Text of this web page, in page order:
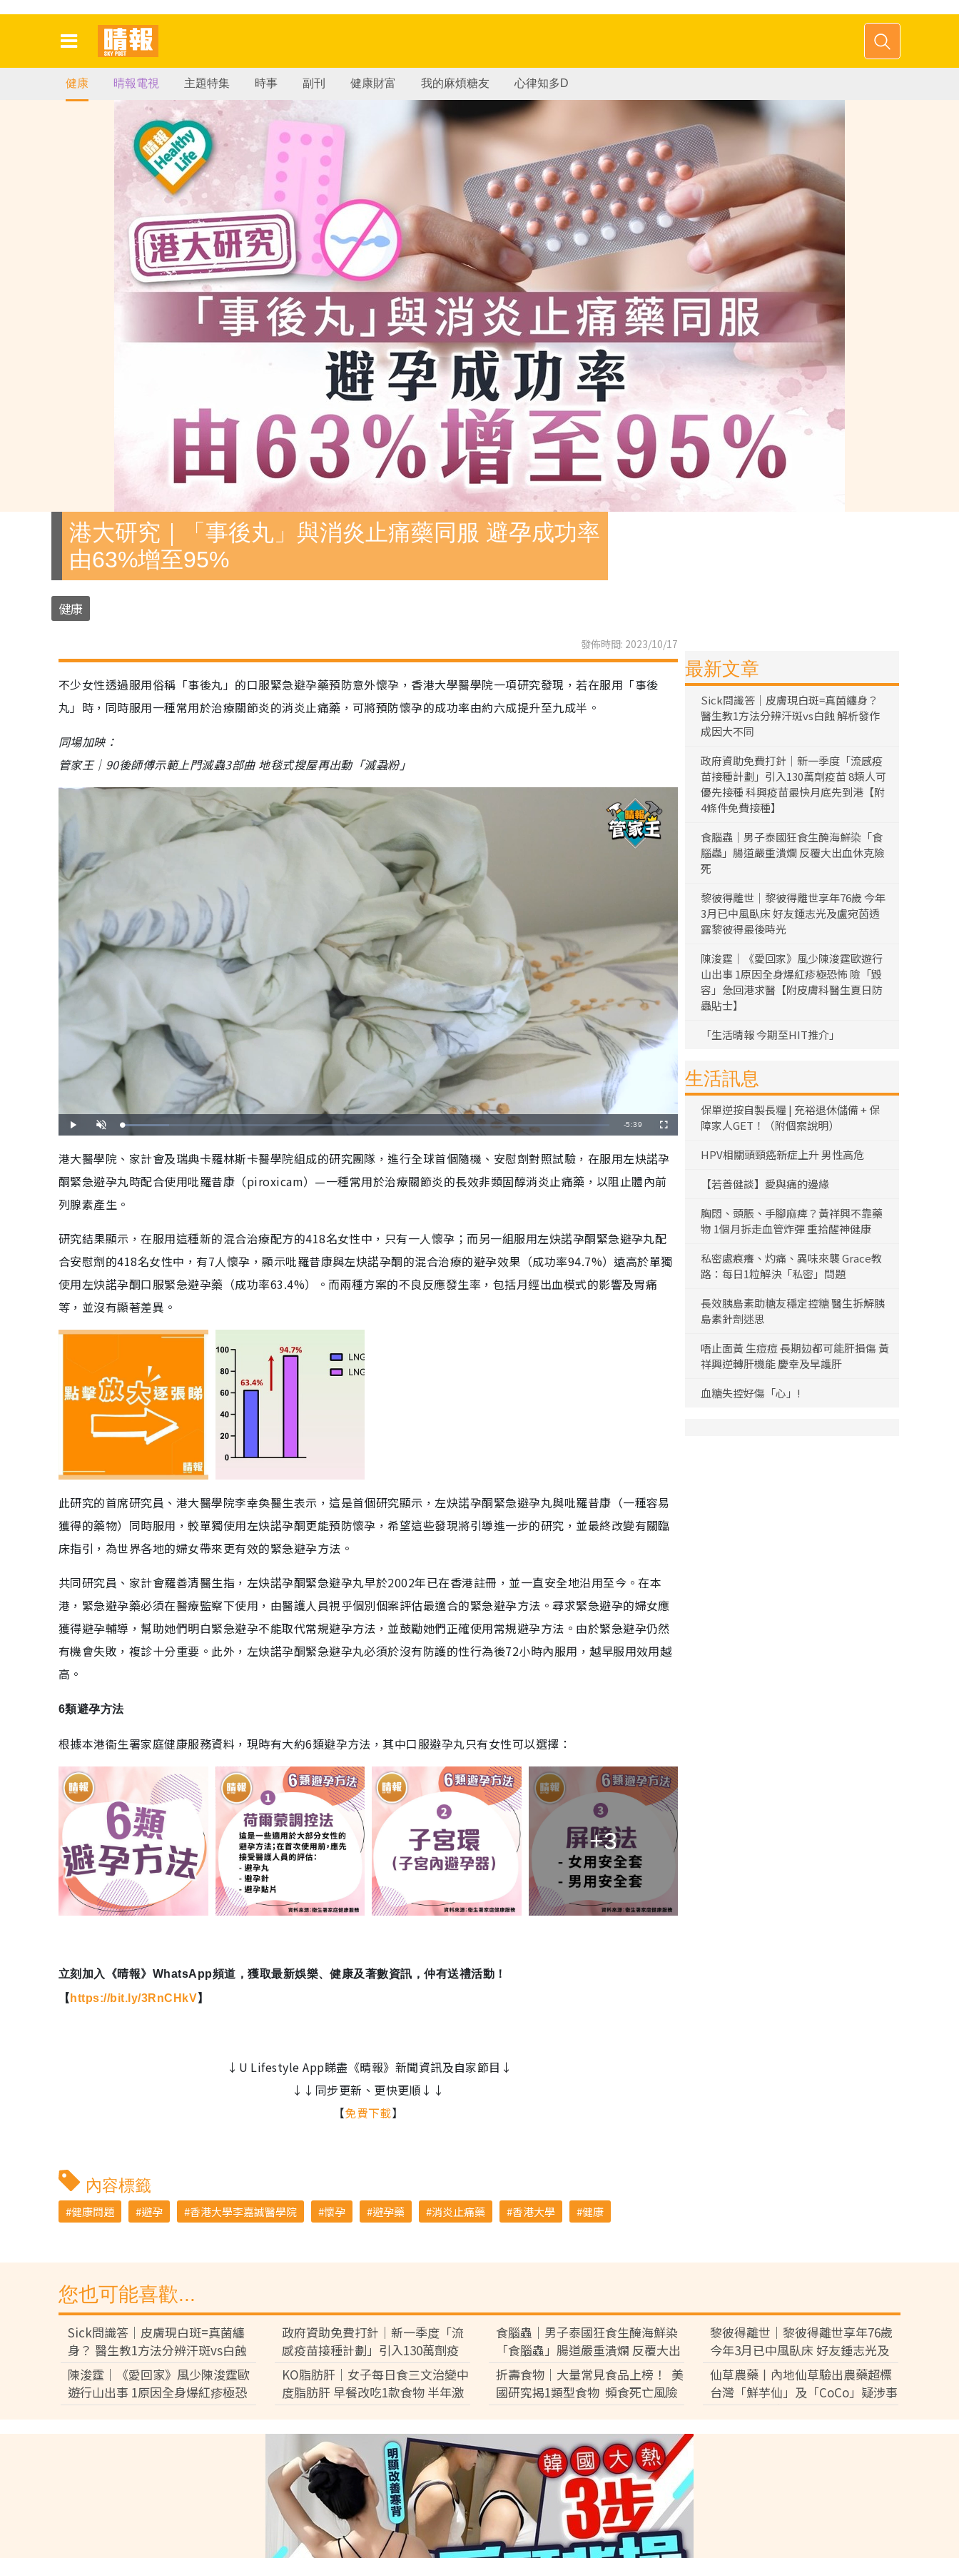
健康 晴報電視 主題特集 時事 副刊 健康財富 我的麻煩糖友 心律知多D
港大研究｜「事後丸」與消炎止痛藥同服 避孕成功率
由63%增至95%
健康
發佈時間: 2023/10/17
不少女性透過服用俗稱「事後丸」的口服緊急避孕藥預防意外懷孕，香港大學醫學院一項研究發現，若在服用「事後
丸」時，同時服用一種常用於治療關節炎的消炎止痛藥，可將預防懷孕的成功率由約六成提升至九成半。
同場加映：
管家王｜90後師傅示範上門滅蟲3部曲 地毯式搜屋再出動「滅蝨粉」
播
放
開
啟
載
入
:
9
5
6
剩
間
-5:39
全
螢
港大醫學院、家計會及瑞典卡羅林斯卡醫學院組成的研究團隊，進行全球首個隨機、安慰劑對照試驗，在服用左炔諾孕
酮緊急避孕丸時配合使用吡羅昔康（piroxicam）—一種常用於治療關節炎的長效非類固醇消炎止痛藥，以阻止體內前
列腺素產生。
研究結果顯示，在服用這種新的混合治療配方的418名女性中，只有一人懷孕；而另一組服用左炔諾孕酮緊急避孕丸配
合安慰劑的418名女性中，有7人懷孕，顯示吡羅昔康與左炔諾孕酮的混合治療的避孕效果（成功率94.7%）遠高於單獨
使用左炔諾孕酮口服緊急避孕藥（成功率63.4%）。而兩種方案的不良反應發生率，包括月經出血模式的影響及胃痛
等，並沒有顯著差異。
此研究的首席研究員、港大醫學院李幸奐醫生表示，這是首個研究顯示，左炔諾孕酮緊急避孕丸與吡羅昔康（一種容易
獲得的藥物）同時服用，較單獨使用左炔諾孕酮更能預防懷孕，希望這些發現將引導進一步的研究，並最終改變有關臨
床指引，為世界各地的婦女帶來更有效的緊急避孕方法。
共同研究員、家計會羅善清醫生指，左炔諾孕酮緊急避孕丸早於2002年已在香港註冊，並一直安全地沿用至今。在本
港，緊急避孕藥必須在醫療監察下使用，由醫護人員視乎個別個案評估最適合的緊急避孕方法。尋求緊急避孕的婦女應
獲得避孕輔導，幫助她們明白緊急避孕不能取代常規避孕方法，並鼓勵她們正確使用常規避孕方法。由於緊急避孕仍然
有機會失敗，複診十分重要。此外，左炔諾孕酮緊急避孕丸必須於沒有防護的性行為後72小時內服用，越早服用效用越
高。
6類避孕方法
根據本港衞生署家庭健康服務資料，現時有大約6類避孕方法，其中口服避孕丸只有女性可以選擇：
+3
立刻加入《晴報》WhatsApp頻道，獲取最新娛樂、健康及著數資訊，仲有送禮活動！
【 https://bit.ly/3RnCHkV】
↓U Lifestyle App睇盡《晴報》新聞資訊及自家節目↓
↓↓同步更新、更快更順↓↓
【免費下載】
內容標籤
健康問題 避孕 香港大學李嘉誠醫學院 懷孕 避孕藥 消炎止痛藥 香港大學 健康
最新文章
Sick問識答｜皮膚現白斑=真菌纏身？
醫生教1方法分辨汗斑vs白蝕 解析發作
成因大不同
政府資助免費打針｜新一季度「流感疫
苗接種計劃」引入130萬劑疫苗 8類人可
優先接種 科興疫苗最快月底先到港【附
4條件免費接種】
食腦蟲｜男子泰國狂食生醃海鮮染「食
腦蟲」腸道嚴重潰爛 反覆大出血休克險
死
黎彼得離世｜黎彼得離世享年76歲 今年
3月已中風臥床 好友鍾志光及盧宛茵透
露黎彼得最後時光
陳浚霆｜《愛回家》風少陳浚霆歐遊行
山出事 1原因全身爆紅疹極恐怖 險「毀
容」急回港求醫【附皮膚科醫生夏日防
蟲貼士】
「生活晴報 今期至HIT推介」
生活訊息
保單逆按自製長糧 | 充裕退休儲備 + 保
障家人GET！（附個案說明）
HPV相關頭頸癌新症上升 男性高危
【若善健談】愛與痛的邊緣
胸悶、頭脹、手腳麻痺？黃祥興不靠藥
物 1個月拆走血管炸彈 重拾醒神健康
私密處痕癢、灼痛、異味來襲 Grace教
路：每日1粒解決「私密」問題
長效胰島素助糖友穩定控糖 醫生拆解胰
島素針劑迷思
唔止面黃 生痘痘 長期攰都可能肝損傷 黃
祥興逆轉肝機能 慶幸及早護肝
血糖失控好傷「心」!
您也可能喜歡...
Sick問識答｜皮膚現白斑=真菌纏
身？ 醫生教1方法分辨汗斑vs白蝕
解析發作成因大不同
政府資助免費打針｜新一季度「流
感疫苗接種計劃」引入130萬劑疫
苗 8類人可優先接種 科興疫苗最快
月底先到港【附4條件免費接種】
食腦蟲｜男子泰國狂食生醃海鮮染
「食腦蟲」腸道嚴重潰爛 反覆大出
血休克險死
黎彼得離世｜黎彼得離世享年76歲
今年3月已中風臥床 好友鍾志光及
盧宛茵透露黎彼得最後時光
陳浚霆｜《愛回家》風少陳浚霆歐
遊行山出事 1原因全身爆紅疹極恐
怖 險「毀容」急回港求醫【附皮膚
KO脂肪肝｜女子每日食三文治變中
度脂肪肝 早餐改吃1款食物 半年激
減15磅逆轉脂肪肝
折壽食物｜大量常見食品上榜！ 美
國研究揭1類型食物 頻食死亡風險
激增17%
仙草農藥丨內地仙草驗出農藥超標
台灣「鮮芋仙」及「CoCo」疑涉事
供應商急澄清：未流入市面